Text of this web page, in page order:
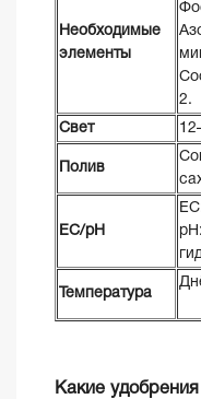
Необходимые
элементы
2.
Свет
Полив
ЕС/pH
Температура
Какие